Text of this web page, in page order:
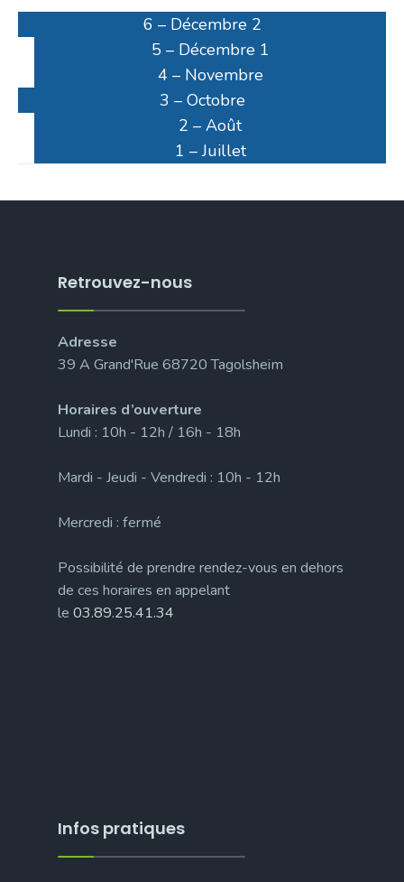
6 – Décembre 2
5 – Décembre 1
4 – Novembre
3 – Octobre
2 – Août
1 – Juillet
Retrouvez-nous
Adresse
39 A Grand'Rue 68720 Tagolsheim
Horaires d’ouverture
Lundi : 10h - 12h / 16h - 18h
Mardi - Jeudi - Vendredi : 10h - 12h
Mercredi : fermé
Possibilité de prendre rendez-vous en dehors
de ces horaires en appelant
le 03.89.25.41.34
Infos pratiques